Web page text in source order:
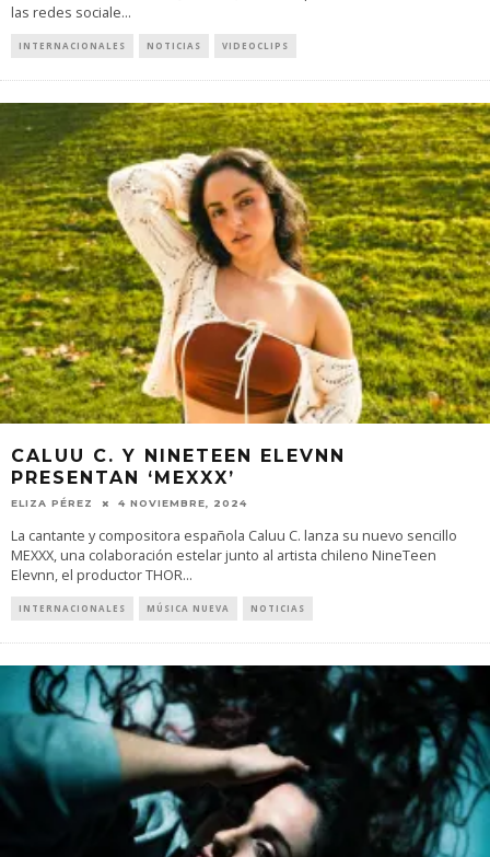
las redes sociale...
INTERNACIONALES NOTICIAS VIDEOCLIPS
CALUU C. Y NINETEEN ELEVNN
PRESENTAN ‘MEXXX’
ELIZA PÉREZ 4 NOVIEMBRE, 2024
La cantante y compositora española Caluu C. lanza su nuevo sencillo
MEXXX, una colaboración estelar junto al artista chileno NineTeen
Elevnn, el productor THOR...
INTERNACIONALES MÚSICA NUEVA NOTICIAS